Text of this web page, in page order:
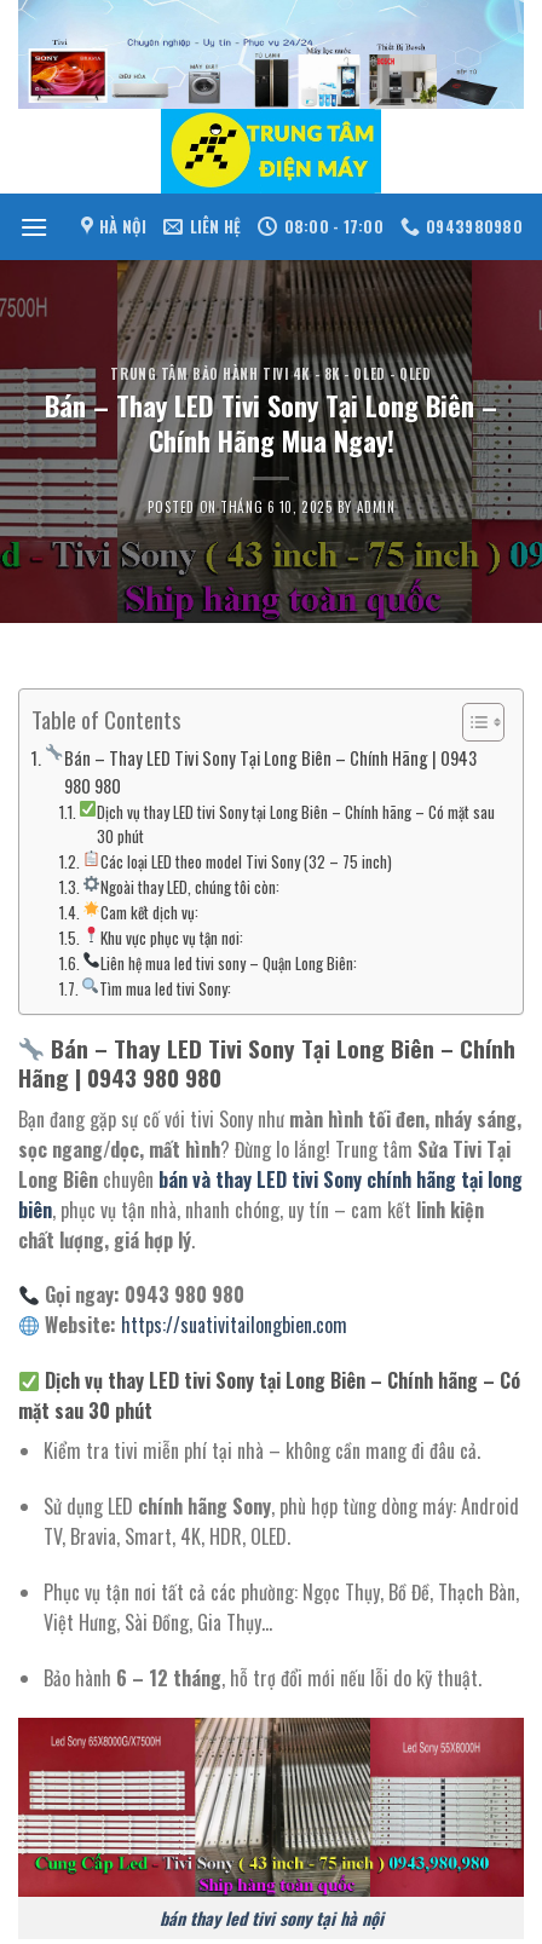
Skip
content
HÀ NỘI LIÊN HỆ 08:00 - 17:00 0943980980
TRUNG TÂM BẢO HÀNH TIVI 4K - 8K - OLED - QLED
Bán – Thay LED Tivi Sony Tại Long Biên –
Chính Hãng Mua Ngay!
POSTED ONTHÁNG 6 10, 2025BYADMIN
Table of Contents
Bán – Thay LED Tivi Sony Tại Long Biên – Chính Hãng | 0943
980 980
Dịch vụ thay LED tivi Sony tại Long Biên – Chính hãng – Có mặt sau
30 phút
Các loại LED theo model Tivi Sony (32 – 75 inch)
Ngoài thay LED, chúng tôi còn:
Cam kết dịch vụ:
Khu vực phục vụ tận nơi:
Liên hệ mua led tivi sony – Quận Long Biên:
Tìm mua led tivi Sony:
Bán – Thay LED Tivi Sony Tại Long Biên – Chính
Hãng | 0943 980 980
Bạn đang gặp sự cố với tivi Sony như màn hình tối đen, nháy sáng,
sọc ngang/dọc, mất hình? Đừng lo lắng! Trung tâm Sửa Tivi Tại
Long Biên chuyên bán và thay LED tivi Sony chính hãng tại long
biên, phục vụ tận nhà, nhanh chóng, uy tín – cam kết linh kiện
chất lượng, giá hợp lý.
Gọi ngay: 0943 980 980
Website: https://suativitailongbien.com
Dịch vụ thay LED tivi Sony tại Long Biên – Chính hãng – Có
mặt sau 30 phút
Kiểm tra tivi miễn phí tại nhà – không cần mang đi đâu cả.
Sử dụng LED chính hãng Sony, phù hợp từng dòng máy: Android
TV, Bravia, Smart, 4K, HDR, OLED.
Phục vụ tận nơi tất cả các phường: Ngọc Thụy, Bồ Đề, Thạch Bàn,
Việt Hưng, Sài Đồng, Gia Thụy…
Bảo hành 6 – 12 tháng, hỗ trợ đổi mới nếu lỗi do kỹ thuật.
bán thay led tivi sony tại hà nội